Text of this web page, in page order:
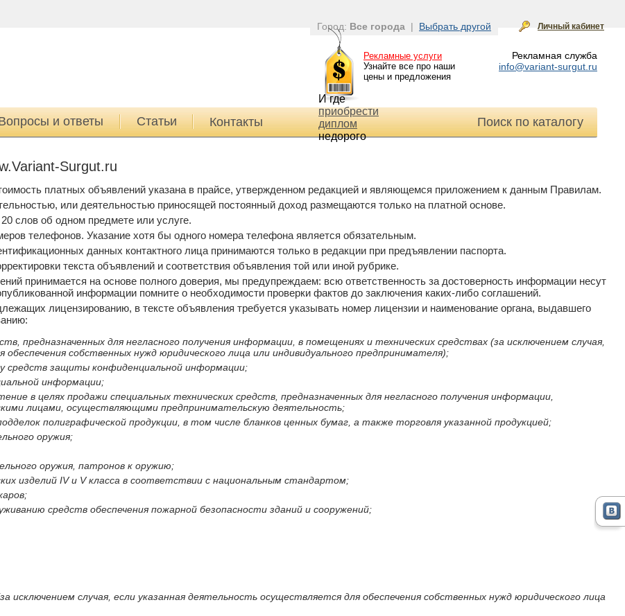
Личный кабинет
Город: Все города | Выбрать другой
Рекламная служба
info@variant-surgut.ru
Рекламные услуги
Узнайте все про наши
цены и предложения
И где
приобрести
диплом
недорого
и ответы Статьи Контакты Поиск по каталогу
Surgut.ru
платных объявлений указана в прайсе, утвержденном редакцией и являющемся приложением к данным Правилам.
или деятельностью приносящей постоянный доход размещаются только на платной основе.
слов об одном предмете или услуге.
телефонов. Указание хотя бы одного номера телефона является обязательным.
данных контактного лица принимаются только в редакции при предъявлении паспорта.
текста объявлений и соответствия объявления той или иной рубрике.
принимается на основе полного доверия, мы предупреждаем: всю ответственность за достоверность информации несут
информации помните о необходимости проверки фактов до заключения каких-либо соглашений.
лицензированию, в тексте объявления требуется указывать номер лицензии и наименование органа, выдавшего
предназначенных для негласного получения информации, в помещениях и технических средствах (за исключением случая,
собственных нужд юридического лица или индивидуального предпринимателя);
средств защиты конфиденциальной информации;
информации;
в целях продажи специальных технических средств, предназначенных для негласного получения информации,
лицами, осуществляющими предпринимательскую деятельность;
полиграфической продукции, в том числе бланков ценных бумаг, а также торговля указанной продукцией;
оружия;
оружия, патронов к оружию;
изделий IV и V класса в соответствии с национальным стандартом;
средств обеспечения пожарной безопасности зданий и сооружений;
исключением случая, если указанная деятельность осуществляется для обеспечения собственных нужд юридического лица